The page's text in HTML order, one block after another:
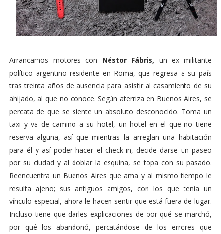
Arrancamos motores con Néstor Fábris, un ex militante
político argentino residente en Roma, que regresa a su país
tras treinta años de ausencia para asistir al casamiento de su
ahijado, al que no conoce. Según aterriza en Buenos Aires, se
percata de que se siente un absoluto desconocido. Toma un
taxi y va de camino a su hotel, un hotel en el que no tiene
reserva alguna, así que mientras la arreglan una habitación
para él y así poder hacer el check-in, decide darse un paseo
por su ciudad y al doblar la esquina, se topa con su pasado.
Reencuentra un Buenos Aires que ama y al mismo tiempo le
resulta ajeno; sus antiguos amigos, con los que tenía un
vínculo especial, ahora le hacen sentir que está fuera de lugar.
Incluso tiene que darles explicaciones de por qué se marchó,
por qué los abandonó, percatándose de los errores que